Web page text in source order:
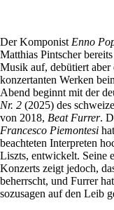
Der Komponist Enno
Matthias Pintscher
Musik auf, debütiert
konzertanten Werken
Abend beginnt mit der
Nr. 2 (2025) des
von 2018, Beat Furrer.
Francesco Piemontesi
beachteten Interpreten
Liszts, entwickelt. Seine
Konzerts zeigt jedoch,
beherrscht, und Furrer
sozusagen auf den Leib